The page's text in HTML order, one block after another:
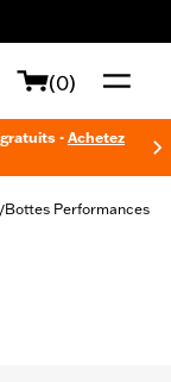
(0)
- Achetez
/Bottes Performances